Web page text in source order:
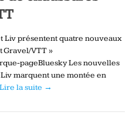
Liv présentent quatre nouveaux
Gravel/VTT »
pageBluesky Les nouvelles
marquent une montée en
la suite →